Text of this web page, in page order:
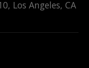
, Los Angeles, CA